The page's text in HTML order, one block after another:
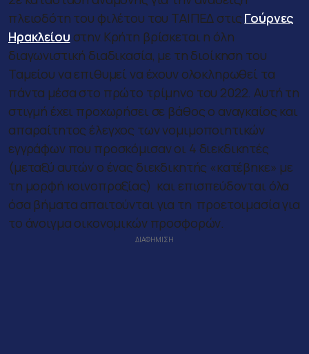
πλειοδότη του φιλέτου του ΤΑΙΠΕΔ στις Γούρνες
Ηρακλείου στην Κρήτη βρίσκεται η όλη
διαγωνιστική διαδικασία, με τη διοίκηση του
Ταμείου να επιθυμεί να έχουν ολοκληρωθεί τα
πάντα μέσα στο πρώτο τρίμηνο του 2022. Αυτή τη
στιγμή έχει προχωρήσει σε βάθος ο αναγκαίος και
απαραίτητος έλεγχος των νομιμοποιητικών
εγγράφων που προσκόμισαν οι 4 διεκδικητές
(μεταξύ αυτών ο ένας διεκδικητής «κατέβηκε» με
τη μορφή κοινοπραξίας) και επισπεύδονται όλα
όσα βήματα απαιτούνται για τη προετοιμασία για
το άνοιγμα οικονομικών προσφορών.